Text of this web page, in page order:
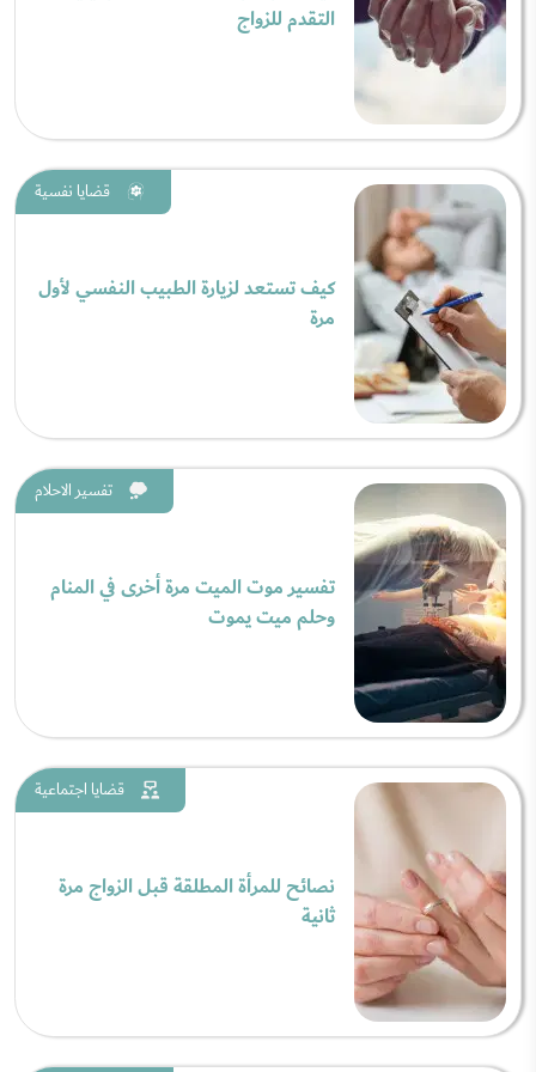
التقدم للزواج
قضايا نفسية
كيف تستعد لزيارة الطبيب النفسي لأول
مرة
تفسير الاحلام
تفسير موت الميت مرة أخرى في المنام
وحلم ميت يموت
قضايا اجتماعية
نصائح للمرأة المطلقة قبل الزواج مرة
ثانية